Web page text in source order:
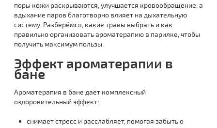
поры кожи раскрываются, улучшается кровообращение, а
вдыхание паров благотворно влияет на дыхательную
систему. Разберёмся, какие травы выбрать и как
правильно организовать ароматерапию в парилке, чтобы
получить максимум пользы.
Эффект ароматерапии в
бане
Ароматерапия в бане даёт комплексный
оздоровительный эффект:
снимает стресс и расслабляет, помогая забыть о